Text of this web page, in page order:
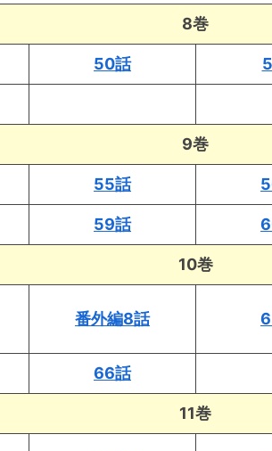
8巻
50話
9巻
55話
59話
10巻
番外編8話
66話
11巻